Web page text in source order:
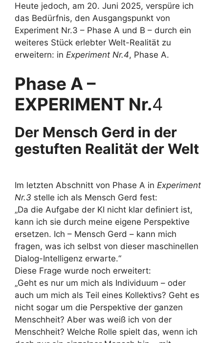
Heute jedoch, am 20. Juni 2025, verspüre ich
das Bedürfnis, den Ausgangspunkt von
Experiment Nr.3 – Phase A und B – durch ein
weiteres Stück erlebter Welt-Realität zu
erweitern: in Experiment Nr.4, Phase A.
Phase A –
EXPERIMENT Nr.4
Der Mensch Gerd in der
gestuften Realität der Welt
Im letzten Abschnitt von Phase A in Experiment
Nr.3 stelle ich als Mensch Gerd fest:
„Da die Aufgabe der KI nicht klar definiert ist,
kann ich sie durch meine eigene Perspektive
ersetzen. Ich – Mensch Gerd – kann mich
fragen, was ich selbst von dieser maschinellen
Dialog-Intelligenz erwarte.“
Diese Frage wurde noch erweitert:
„Geht es nur um mich als Individuum – oder
auch um mich als Teil eines Kollektivs? Geht es
nicht sogar um die Perspektive der ganzen
Menschheit? Aber was weiß ich von der
Menschheit? Welche Rolle spielt das, wenn ich